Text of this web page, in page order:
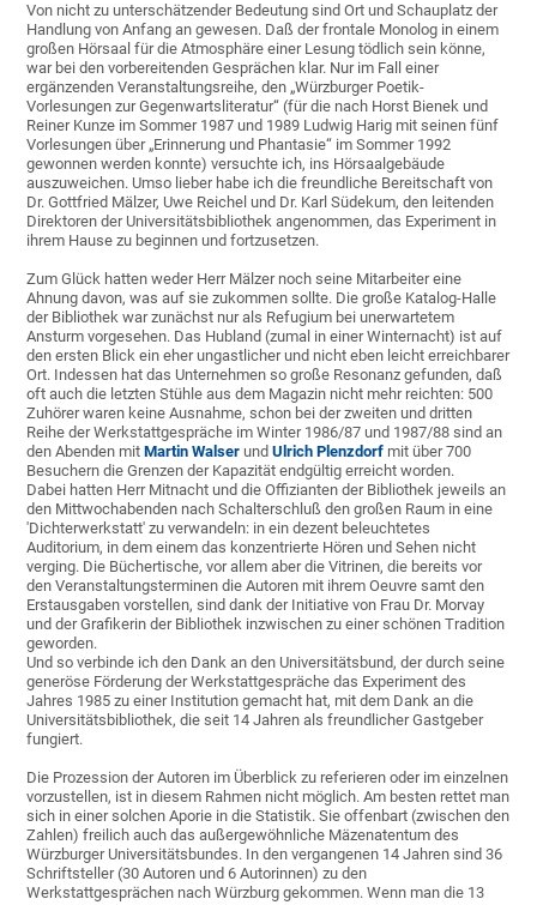
Von nicht zu unterschätzender Bedeutung sind Ort und Schauplatz der
Handlung von Anfang an gewesen. Daß der frontale Monolog in einem
großen Hörsaal für die Atmosphäre einer Lesung tödlich sein könne,
war bei den vorbereitenden Gesprächen klar. Nur im Fall einer
ergänzenden Veranstaltungsreihe, den „Würzburger Poetik-
Vorlesungen zur Gegenwartsliteratur“ (für die nach Horst Bienek und
Reiner Kunze im Sommer 1987 und 1989 Ludwig Harig mit seinen fünf
Vorlesungen über „Erinnerung und Phantasie“ im Sommer 1992
gewonnen werden konnte) versuchte ich, ins Hörsaalgebäude
auszuweichen. Umso lieber habe ich die freundliche Bereitschaft von
Dr. Gottfried Mälzer, Uwe Reichel und Dr. Karl Südekum, den leitenden
Direktoren der Universitätsbibliothek angenommen, das Experiment in
ihrem Hause zu beginnen und fortzusetzen.
Zum Glück hatten weder Herr Mälzer noch seine Mitarbeiter eine
Ahnung davon, was auf sie zukommen sollte. Die große Katalog-Halle
der Bibliothek war zunächst nur als Refugium bei unerwartetem
Ansturm vorgesehen. Das Hubland (zumal in einer Winternacht) ist auf
den ersten Blick ein eher ungastlicher und nicht eben leicht erreichbarer
Ort. Indessen hat das Unternehmen so große Resonanz gefunden, daß
oft auch die letzten Stühle aus dem Magazin nicht mehr reichten: 500
Zuhörer waren keine Ausnahme, schon bei der zweiten und dritten
Reihe der Werkstattgespräche im Winter 1986/87 und 1987/88 sind an
den Abenden mitMartin Walser undUlrich Plenzdorf mit über 700
Besuchern die Grenzen der Kapazität endgültig erreicht worden.
Dabei hatten Herr Mitnacht und die Offizianten der Bibliothek jeweils an
den Mittwochabenden nach Schalterschluß den großen Raum in eine
'Dichterwerkstatt' zu verwandeln: in ein dezent beleuchtetes
Auditorium, in dem einem das konzentrierte Hören und Sehen nicht
verging. Die Büchertische, vor allem aber die Vitrinen, die bereits vor
den Veranstaltungsterminen die Autoren mit ihrem Oeuvre samt den
Erstausgaben vorstellen, sind dank der Initiative von Frau Dr. Morvay
und der Grafikerin der Bibliothek inzwischen zu einer schönen Tradition
geworden.
Und so verbinde ich den Dank an den Universitätsbund, der durch seine
generöse Förderung der Werkstattgespräche das Experiment des
Jahres 1985 zu einer Institution gemacht hat, mit dem Dank an die
Universitätsbibliothek, die seit 14 Jahren als freundlicher Gastgeber
fungiert.
Die Prozession der Autoren im Überblick zu referieren oder im einzelnen
vorzustellen, ist in diesem Rahmen nicht möglich. Am besten rettet man
sich in einer solchen Aporie in die Statistik. Sie offenbart (zwischen den
Zahlen) freilich auch das außergewöhnliche Mäzenatentum des
Würzburger Universitätsbundes. In den vergangenen 14 Jahren sind 36
Schriftsteller (30 Autoren und 6 Autorinnen) zu den
Werkstattgesprächen nach Würzburg gekommen. Wenn man die 13